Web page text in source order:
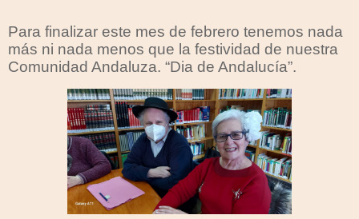
Para finalizar este mes de febrero tenemos nada
más ni nada menos que la festividad de nuestra
Comunidad Andaluza. “Dia de Andalucía”.